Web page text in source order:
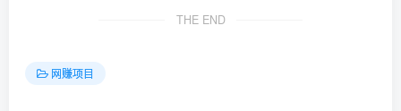
THE END
网赚项目